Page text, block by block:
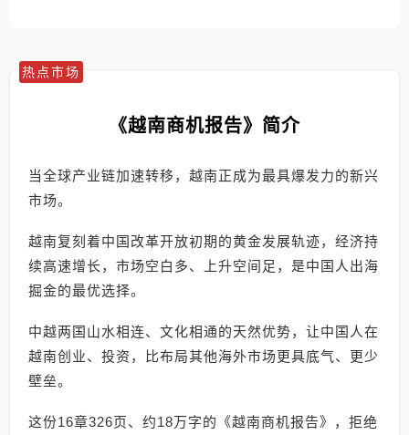
热点市场
《越南商机报告》简介
当全球产业链加速转移，越南正成为最具爆发力的新兴
市场。
越南复刻着中国改革开放初期的黄金发展轨迹，经济持
续高速增长，市场空白多、上升空间足，是中国人出海
掘金的最优选择。
中越两国山水相连、文化相通的天然优势，让中国人在
越南创业、投资，比布局其他海外市场更具底气、更少
壁垒。
这份16章326页、约18万字的《越南商机报告》，拒绝